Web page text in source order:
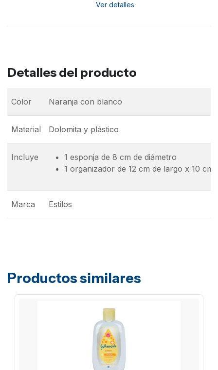
Ver detalles
Detalles del producto
Color Naranja con blanco
Material Dolomita y plástico
Incluye
1 esponja de 8 cm de diámetro
1 organizador de 12 cm de largo x 10 cm
Marca Estilos
Productos similares